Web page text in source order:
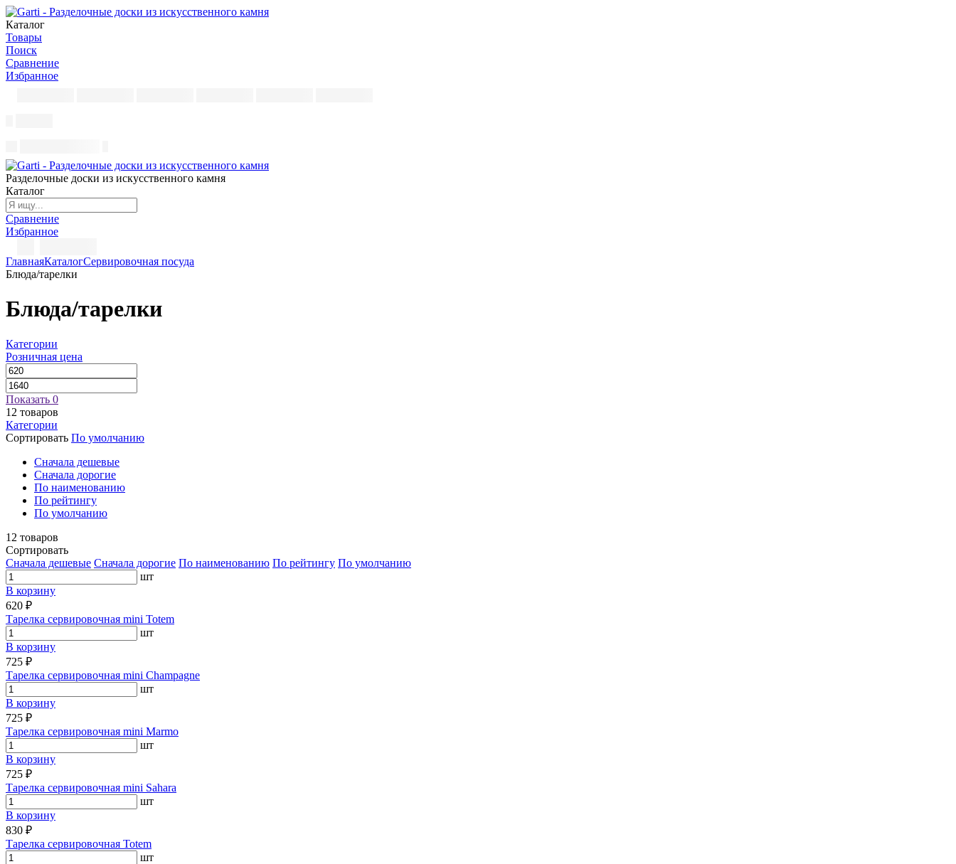
Каталог
Товары
Поиск
Сравнение
Избранное
Разделочные доски из искусственного камня
Каталог
Сравнение
Избранное
ГлавнаяКаталогСервировочная посуда
Блюда/тарелки
Блюда/тарелки
Категории
Розничная цена
Показать 0
12 товаров
Категории
Сортировать По умолчанию
Cначала дешевые
Cначала дорогие
По наименованию
По рейтингу
По умолчанию
12 товаров
Сортировать
Cначала дешевые Cначала дорогие По наименованию По рейтингу По умолчанию
шт
В корзину
620 ₽
Тарелка сервировочная mini Totem
шт
В корзину
725 ₽
Тарелка сервировочная mini Champagne
шт
В корзину
725 ₽
Тарелка сервировочная mini Marmo
шт
В корзину
725 ₽
Тарелка сервировочная mini Sahara
шт
В корзину
830 ₽
Тарелка сервировочная Totem
шт